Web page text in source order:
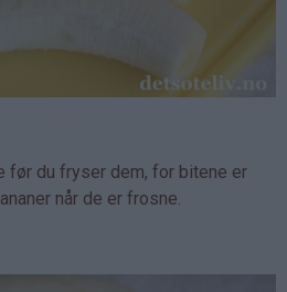
før du fryser dem, for bitene er
når de er frosne.